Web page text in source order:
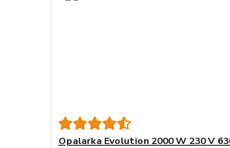
Opalarka Evolution 2000 W 230 V